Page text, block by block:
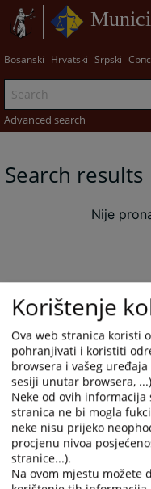
Bosanski Hrvatski Srpski
Advanced search
Search results
Nije
Korištenje
Ova web stranica koristi
pohranjivati i koristiti
browsera i vašeg
sesiji unutar browsera,
Neke od ovih
stranica ne bi mogla
neke nisu prijeko
procjenu nivoa
stranice...).
Na ovom mjestu možete